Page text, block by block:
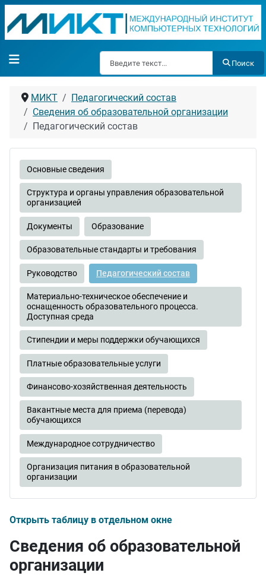
Поиск
Поиск
МИКТ
Педагогический состав
Сведения об образовательной организации
Педагогический состав
Основные сведения
Структура и органы управления образовательной
организацией
Документы Образование
Образовательные стандарты и требования
Руководство Педагогический состав
Материально-техническое обеспечение и
оснащенность образовательного процесса.
Доступная среда
Стипендии и меры поддержки обучающихся
Платные образовательные услуги
Финансово-хозяйственная деятельность
Вакантные места для приема (перевода)
обучающихся
Международное сотрудничество
Организация питания в образовательной
организации
Открыть таблицу в отдельном окне
Сведения об образовательной
организации